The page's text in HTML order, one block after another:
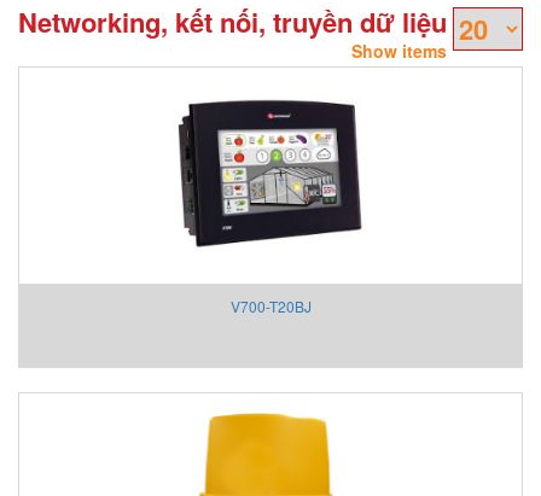
Networking, kết nối, truyền dữ liệu
Show items
V700-T20BJ